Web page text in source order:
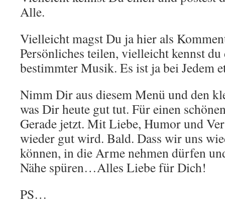
Alle.
Vielleicht magst Du ja hier als
Persönliches teilen, vielleicht kennst
bestimmter Musik. Es ist ja bei Jedem
Nimm Dir aus diesem Menü und den
was Dir heute gut tut. Für einen
Gerade jetzt. Mit Liebe, Humor und
wieder gut wird. Bald. Dass wir uns
können, in die Arme nehmen dürfen
Nähe spüren…Alles Liebe für Dich!
PS…